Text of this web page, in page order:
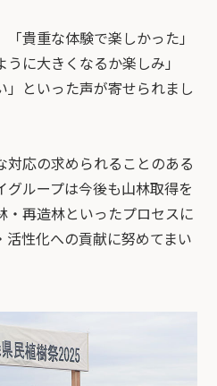
貴重な体験で楽しかった」
うに大きくなるか楽しみ」
」といった声が寄せられまし
応の求められることのある
ループは今後も山林取得を
・再造林といったプロセスに
活性化への貢献に努めてまい